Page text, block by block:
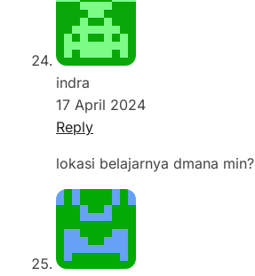
indra
17 April 2024
Reply
lokasi belajarnya dmana min?